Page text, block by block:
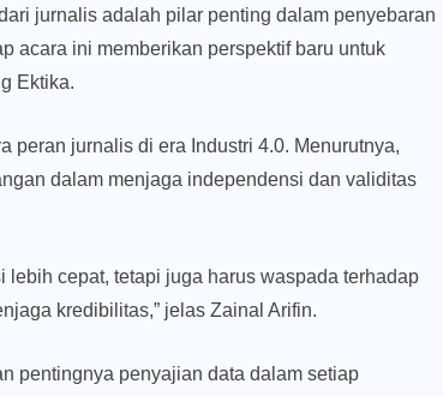
jurnalis adalah pilar penting dalam penyebaran
acara ini memberikan perspektif baru untuk
Ektika.
peran jurnalis di era Industri 4.0. Menurutnya,
dalam menjaga independensi dan validitas
cepat, tetapi juga harus waspada terhadap
kredibilitas,” jelas Zainal Arifin.
pentingnya penyajian data dalam setiap